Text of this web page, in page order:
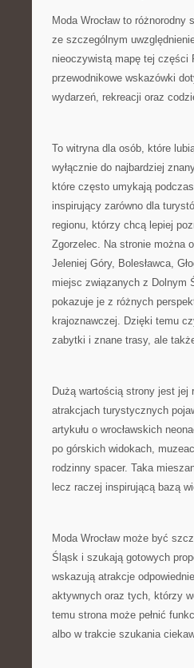
Moda Wrocław to
ze szczególnym
nieoczywistą mapę tej części
przewodnikowe wskazówki
wydarzeń, rekreacji oraz
To witryna dla osób, które
wyłącznie do najbardziej
które często umykają
inspirujący zarówno dla
regionu, którzy chcą lepiej
Zgorzelec. Na stronie można
Jeleniej Góry, Bolesławca,
miejsc związanych z Dolnym
pokazuje je z różnych
krajoznawczej. Dzięki temu
zabytki i znane trasy, ale
Dużą wartością strony jest
atrakcjach turystycznych
artykułu o wrocławskich
po górskich widokach,
rodzinny spacer. Taka
lecz raczej inspirującą bazą
Moda Wrocław może być
Śląsk i szukają gotowych
wskazują atrakcje
aktywnych oraz tych, którzy
temu strona może pełnić
albo w trakcie szukania